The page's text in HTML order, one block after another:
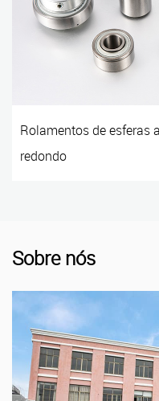
Rolamentos de esferas
redondo
Sobre nós